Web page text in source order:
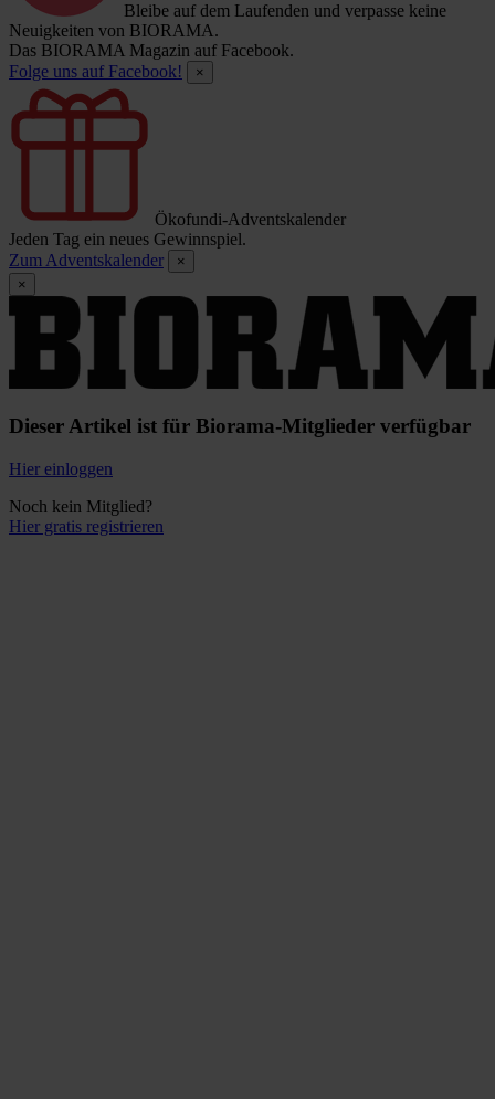
Bleibe auf dem Laufenden und verpasse keine
Neuigkeiten von BIORAMA.
Das BIORAMA Magazin auf Facebook.
Folge uns auf Facebook!
×
Ökofundi-Adventskalender
Jeden Tag ein neues Gewinnspiel.
Zum Adventskalender
×
×
Dieser Artikel ist für Biorama-Mitglieder verfügbar
Hier einloggen
Noch kein Mitglied?
Hier gratis registrieren